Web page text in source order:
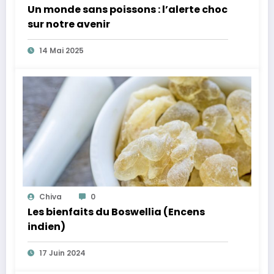
Un monde sans poissons : l’alerte choc
sur notre avenir
14 Mai 2025
Chiva 0
Les bienfaits du Boswellia (Encens
indien)
17 Juin 2024